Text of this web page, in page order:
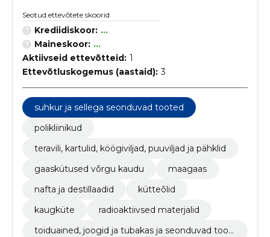
Seotud ettevõtete skoorid
Krediidiskoor: ...
Maineskoor: ...
Aktiivseid ettevõtteid: 1
Ettevõtluskogemus (aastaid): 3
suhkur ja sellega seonduvad tooted
polikliinikud
teravili, kartulid, köögiviljad, puuviljad ja pähklid
gaaskütused võrgu kaudu
maagaas
nafta ja destillaadid
kütteõlid
kaugküte
radioaktiivsed materjalid
toiduained, joogid ja tubakas ja seonduvad toot